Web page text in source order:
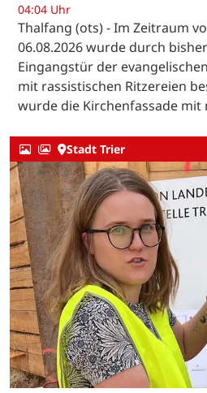
04:04 Uhr
Thalfang (ots) - Im Zeitraum
06.08.2026 wurde durch
Eingangstür der
mit rassistischen Ritzereien
wurde die Kirchenfassade mit
Stadt Trier